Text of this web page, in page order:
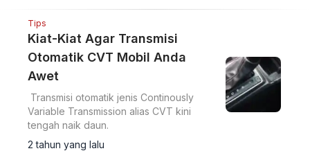
Tips
Kiat-Kiat Agar Transmisi
Otomatik CVT Mobil Anda
Awet
Transmisi otomatik jenis Continously
Variable Transmission alias CVT kini
tengah naik daun.
2 tahun yang lalu